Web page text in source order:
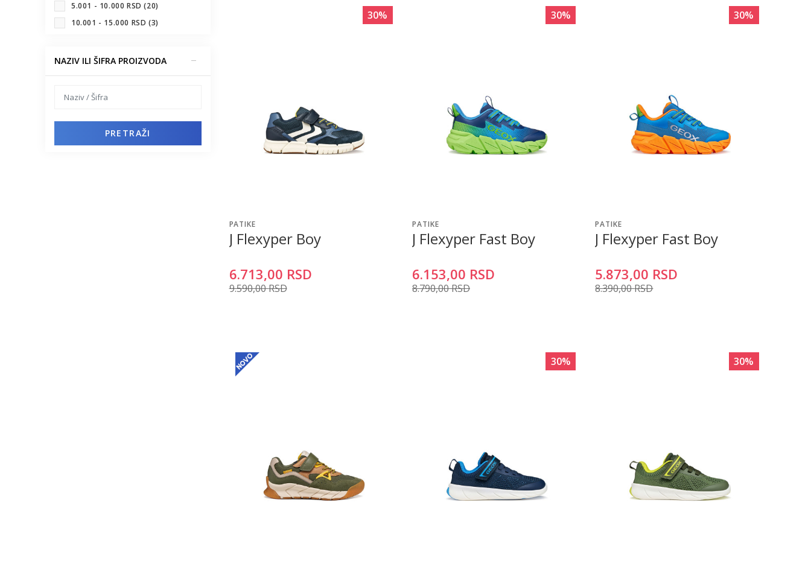
5.001 - 10.000 RSD (20)
10.001 - 15.000 RSD (3)
NAZIV ILI ŠIFRA PROIZVODA
PRETRAŽI
30%
PATIKE
J Flexyper Boy
6.713,00 RSD
9.590,00RSD
30%
PATIKE
J Flexyper Fast Boy
6.153,00 RSD
8.790,00RSD
30%
PATIKE
J Flexyper Fast Boy
5.873,00 RSD
8.390,00RSD
30% 30%